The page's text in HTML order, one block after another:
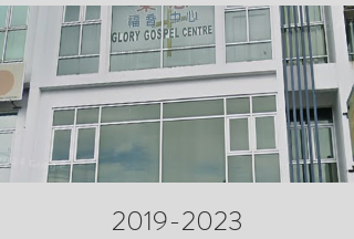
2019-2023